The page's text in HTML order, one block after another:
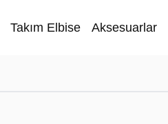
Takım Elbise Aksesuarlar